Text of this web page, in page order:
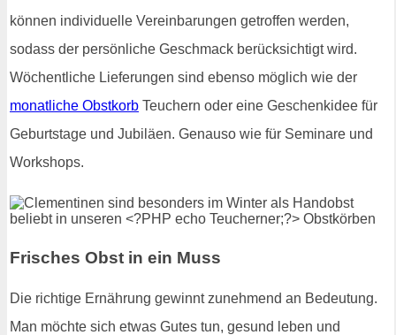
können individuelle Vereinbarungen getroffen werden,
sodass der persönliche Geschmack berücksichtigt wird.
Wöchentliche Lieferungen sind ebenso möglich wie der
monatliche Obstkorb Teuchern oder eine Geschenkidee für
Geburtstage und Jubiläen. Genauso wie für Seminare und
Workshops.
Frisches Obst in ein Muss
Die richtige Ernährung gewinnt zunehmend an Bedeutung.
Man möchte sich etwas Gutes tun, gesund leben und